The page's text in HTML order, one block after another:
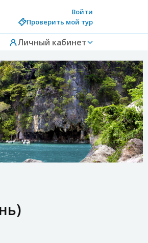
Войти
Проверить мой тур
Личный кабинет